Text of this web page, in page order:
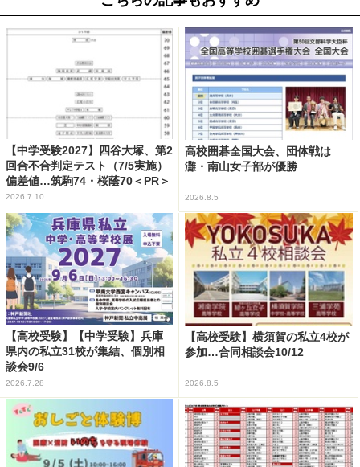
【中学受験2027】四谷大塚、第2
回合不合判定テスト（7/5実施）
偏差値…筑駒74・桜蔭70＜PR＞
2026.7.10
高校囲碁全国大会、団体戦は
灘・南山女子部が優勝
2026.8.5
【高校受験】【中学受験】兵庫
県内の私立31校が集結、個別相
談会9/6
2026.7.28
【高校受験】横須賀の私立4校が
参加…合同相談会10/12
2026.8.5